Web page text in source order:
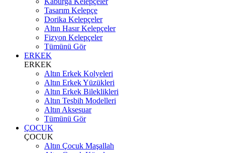
Tasarım Kelepçe
Dorika Kelepçeler
Altın Hasır Kelepçeler
Fizyon Kelepçeler
Tümünü Gör
ERKEK
ERKEK
Altın Erkek Kolyeleri
Altın Erkek Yüzükleri
Altın Erkek Bileklikleri
Altın Tesbih Modelleri
Altın Aksesuar
Tümünü Gör
ÇOCUK
ÇOCUK
Altın Çocuk Maşallah